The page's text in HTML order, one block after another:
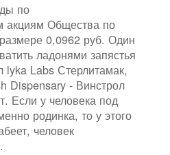
по
акциям Общества по
0,0962 руб. Один
ладонями запястья
lyka Labs Стерлитамак,
Dispensary - Винстрол
Если у человека под
родинка, то у этого
человек